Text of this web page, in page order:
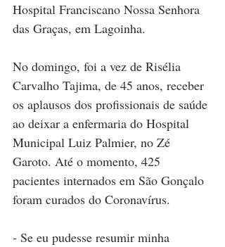
Hospital Franciscano Nossa Senhora
das Graças, em Lagoinha.
No domingo, foi a vez de Risélia
Carvalho Tajima, de 45 anos, receber
os aplausos dos profissionais de saúde
ao deixar a enfermaria do Hospital
Municipal Luiz Palmier, no Zé
Garoto. Até o momento, 425
pacientes internados em São Gonçalo
foram curados do Coronavírus.
- Se eu pudesse resumir minha